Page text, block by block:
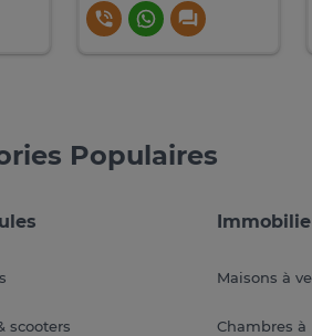
Populaires
scooters
Maisons à
Chambres à